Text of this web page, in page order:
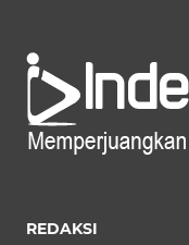
REDAKSI